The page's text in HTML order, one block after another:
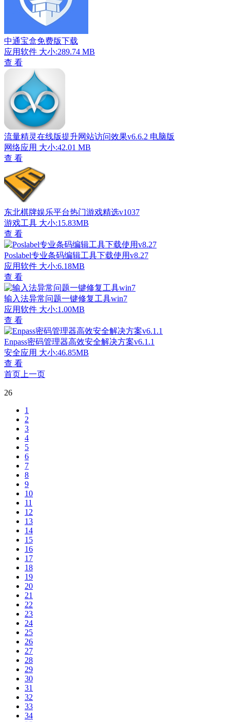
中通宝盒免费版下载
应用软件 大小:289.74 MB
查 看
流量精灵在线版提升网站访问效果v6.6.2 电脑版
网络应用 大小:42.01 MB
查 看
东北棋牌娱乐平台热门游戏精选v1037
游戏工具 大小:15.83MB
查 看
Poslabel专业条码编辑工具下载使用v8.27
应用软件 大小:6.18MB
查 看
输入法异常问题一键修复工具win7
应用软件 大小:1.00MB
查 看
Enpass密码管理器高效安全解决方案v6.1.1
安全应用 大小:46.85MB
查 看
首页 上一页
26
1
2
3
4
5
6
7
8
9
10
11
12
13
14
15
16
17
18
19
20
21
22
23
24
25
26
27
28
29
30
31
32
33
34